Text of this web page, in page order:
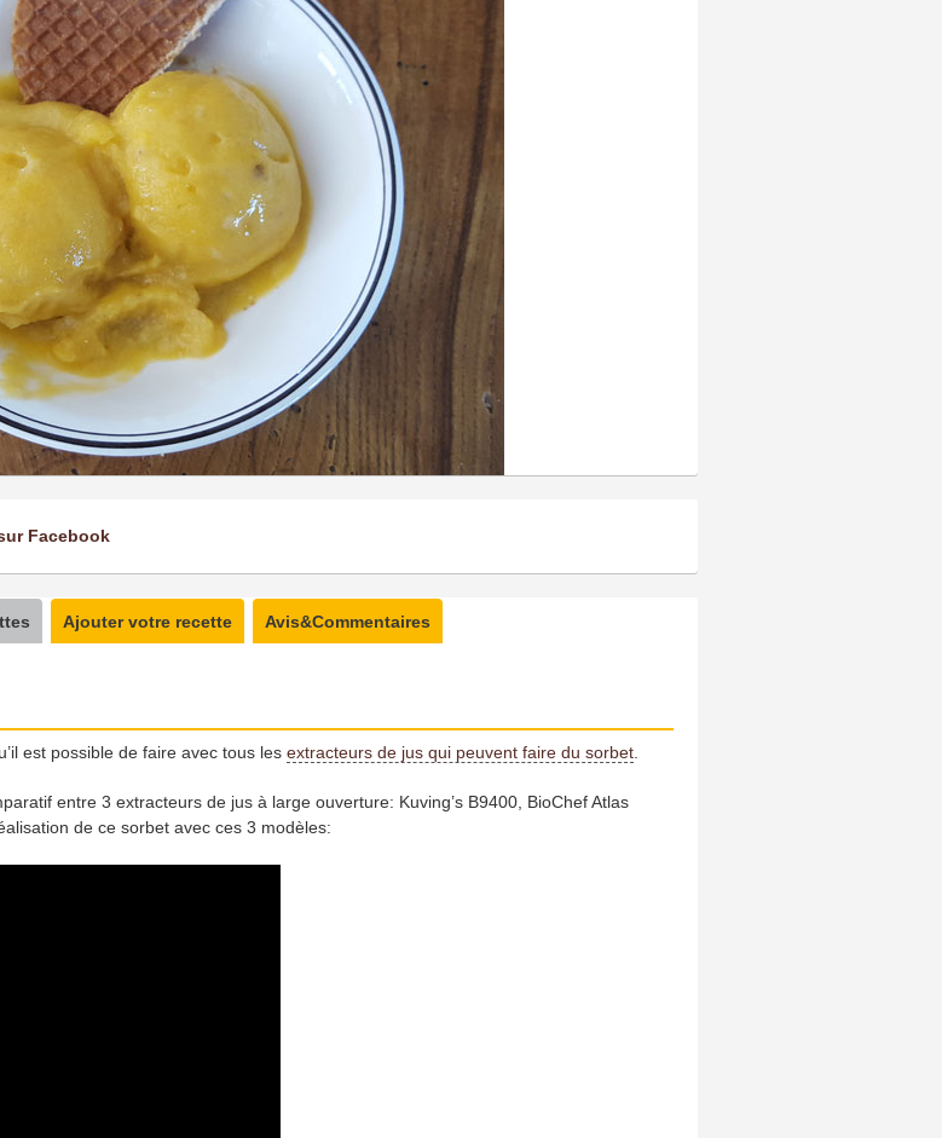
Facebook
Ajouter votre recette Avis&Commentaires
est possible de faire avec tous les extracteurs de jus qui peuvent faire du sorbet
entre 3 extracteurs de jus à large ouverture: Kuving’s B9400, BioChef Atlas
de ce sorbet avec ces 3 modèles: